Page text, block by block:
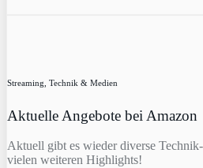
Streaming, Technik & Medien
Aktuelle Angebote bei Amazon
Aktuell gibt es wieder diverse
vielen weiteren Highlights!